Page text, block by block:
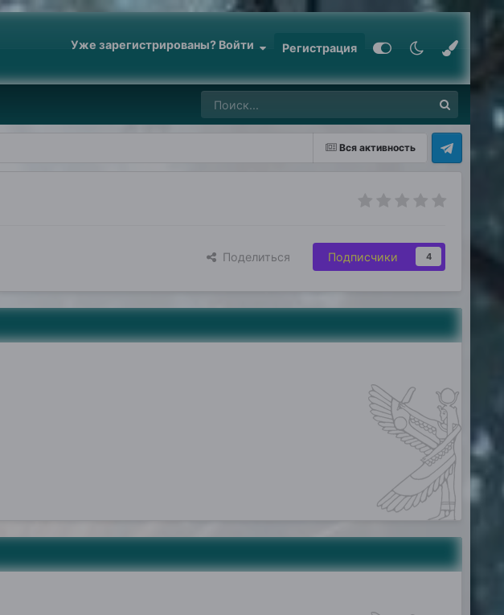
Уже зарегистрированы? Войти Регистрация
Вся активность
Поделиться Подписчики 4